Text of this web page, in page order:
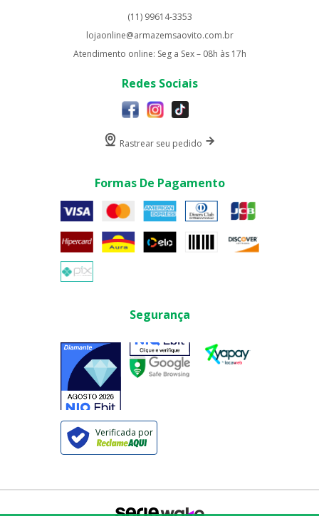
(11) 99614-3353
lojaonline@armazemsaovito.com.br
Atendimento online: Seg a Sex – 08h às 17h
Redes Sociais
Rastrear seu pedido
Formas De Pagamento
Segurança
Verificada por